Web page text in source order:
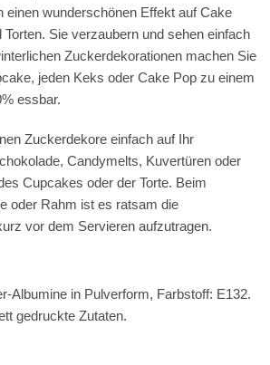
einen wunderschönen Effekt auf Cake
Torten. Sie verzaubern und sehen einfach
Zuckerdekorationen machen Sie
jeden Keks oder Cake Pop zu einem
essbar.
Zuckerdekore einfach auf Ihr
Candymelts, Kuvertüren oder
Cupcakes oder der Torte. Beim
oder Rahm ist es ratsam die
vor dem Servieren aufzutragen.
-Albumine in Pulverform, Farbstoff: E132.
gedruckte Zutaten.